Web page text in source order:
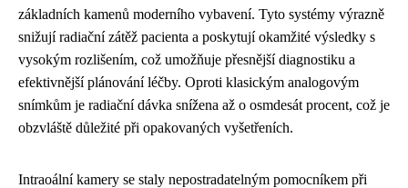
základních kamenů moderního vybavení. Tyto systémy výrazně
snižují radiační zátěž pacienta a poskytují okamžité výsledky s
vysokým rozlišením, což umožňuje přesnější diagnostiku a
efektivnější plánování léčby. Oproti klasickým analogovým
snímkům je radiační dávka snížena až o osmdesát procent, což je
obzvláště důležité při opakovaných vyšetřeních.
Intraoální kamery se staly nepostradatelným pomocníkem při